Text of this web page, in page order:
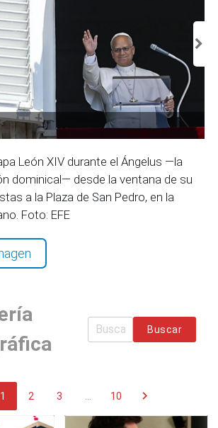
León XIV durante el Ángelus —la
dominical— desde la ventana de su
a la Plaza de San Pedro, en la
Foto: EFE
Buscar
1 2 3 10 chevron_right